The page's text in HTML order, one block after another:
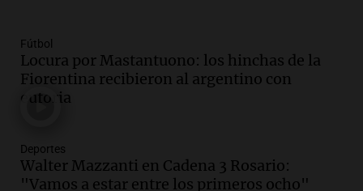
Audio.
contrato entre cooperativa argentina y
Huawei en Neuquén
Panorama Federal
la presencia de 70.000 bolivianos en la
provincia y su integración
Fútbol
Locura por Mastantuono: los hinchas de la
Fiorentina recibieron al argentino con
euforia
Deportes
Walter Mazzanti en Cadena 3 Rosario:
"Vamos a estar entre los primeros ocho"